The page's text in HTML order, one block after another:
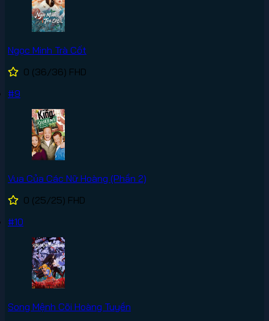
Ngọc Minh Trà Cốt
0 (36/36) FHD
#9
Vua Của Các Nữ Hoàng (Phần 2)
0 (25/25) FHD
#10
Song Mệnh Cõi Hoàng Tuyền